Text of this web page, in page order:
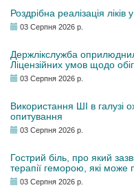
Роздрібна реалізація ліків
03 Серпня 2026 р.
Держлікслужба
Ліцензійних умов щодо
03 Серпня 2026 р.
Використання ШІ в галузі
опитування
03 Серпня 2026 р.
Гострий біль, про який
терапії геморою, які
03 Серпня 2026 р.